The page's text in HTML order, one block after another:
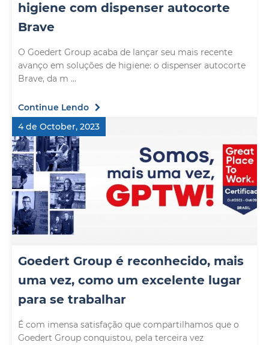
higiene com dispenser autocorte
Brave
O Goedert Group acaba de lançar seu mais recente
avanço em soluções de higiene: o dispenser autocorte
Brave, da m ...
Continue Lendo
4 de October, 2023
Goedert Group é reconhecido, mais
uma vez, como um excelente lugar
para se trabalhar
É com imensa satisfação que compartilhamos que o
Goedert Group conquistou, pela terceira vez